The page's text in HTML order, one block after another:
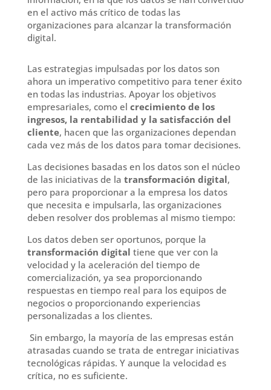
en el activo más crítico de todas las
organizaciones para alcanzar la transformación
digital.
Las estrategias impulsadas por los datos son
ahora un imperativo competitivo para tener éxito
en todas las industrias. Apoyar los objetivos
empresariales, como el crecimiento de los
ingresos, la rentabilidad y la satisfacción del
cliente, hacen que las organizaciones dependan
cada vez más de los datos para tomar decisiones.
Las decisiones basadasen los datos sonel núcleo
de las iniciativas de la transformación digital,
pero para proporcionar a la empresa los datos
que necesita e impulsarla, las organizaciones
deben resolver dos problemas al mismo tiempo:
Los datos deben ser oportunos, porque la
transformación digital tiene que ver con la
velocidad y la aceleración del tiempo de
comercialización, ya sea proporcionando
respuestas en tiempo real para los equipos de
negocios o proporcionando experiencias
personalizadas a los clientes.
Sin embargo, la mayoría de las empresas están
atrasadas cuando se trata de entregar iniciativas
tecnológicas rápidas. Y aunque la velocidad es
crítica, no es suficiente.